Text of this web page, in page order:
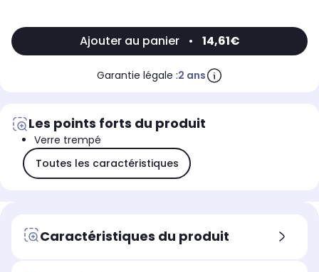
Ajouter au panier • 14,61€
Garantie légale :2 ans
Les points forts du produit
Verre trempé
Toutes les caractéristiques
Caractéristiques du produit